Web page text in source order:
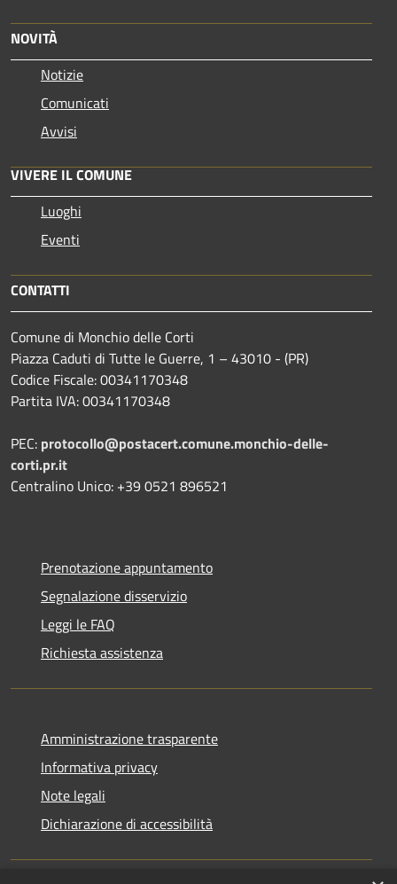
NOVITÀ
Notizie
Comunicati
Avvisi
VIVERE IL COMUNE
Luoghi
Eventi
CONTATTI
Comune di Monchio delle Corti
Piazza Caduti di Tutte le Guerre, 1 – 43010 - (PR)
Codice Fiscale: 00341170348
Partita IVA: 00341170348
PEC: protocollo@postacert.comune.monchio-delle-
corti.pr.it
Centralino Unico: +39 0521 896521
Prenotazione appuntamento
Segnalazione disservizio
Leggi le FAQ
Richiesta assistenza
Amministrazione trasparente
Informativa privacy
Note legali
Dichiarazione di accessibilità